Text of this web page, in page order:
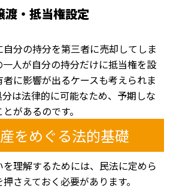
渡・抵当権設定
分の持分を第三者に売却してしま
人が自分の持分だけに抵当権を設
に影響が出るケースも考えられま
は法律的に可能なため、予期しな
があるのです。
をめぐる法的基礎
理解するためには、民法に定めら
さえておく必要があります。